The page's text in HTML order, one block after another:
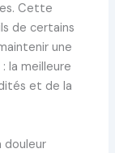
Cette
de certains
une
la meilleure
et de la
douleur